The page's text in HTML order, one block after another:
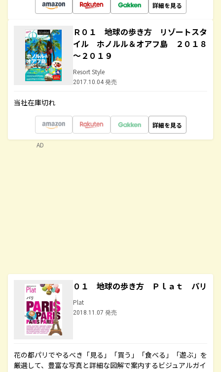
詳細を見る
Ｒ０１ 地球の歩き方 リゾートスタ
イル ホノルル＆オアフ島 ２０１８
～２０１９
Resort Style
2017.10.04 発売
当社在庫切れ
詳細を見る
０１ 地球の歩き方 Ｐｌａｔ パリ
Plat
2018.11.07 発売
花の都パリでやるべき「見る」「買う」「食べる」「遊ぶ」を
厳選して、豊富な写真と詳細な図解で案内するビジュアルガイ
AD